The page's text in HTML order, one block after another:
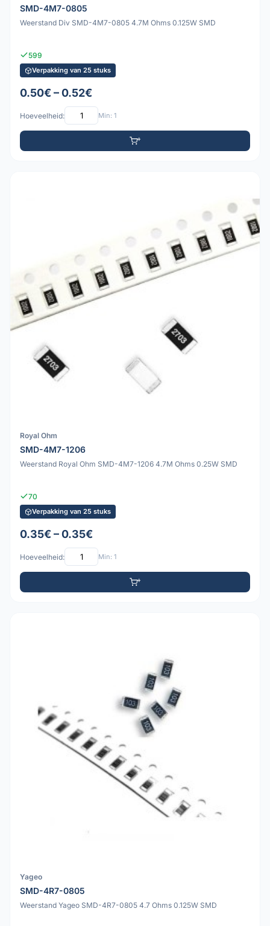
SMD-4M7-0805
Weerstand Div SMD-4M7-0805 4.7M Ohms 0.125W SMD
599
Verpakking van 25 stuks
0.50€ – 0.52€
Hoeveelheid: Min: 1
Royal Ohm
SMD-4M7-1206
Weerstand Royal Ohm SMD-4M7-1206 4.7M Ohms 0.25W SMD
70
Verpakking van 25 stuks
0.35€ – 0.35€
Hoeveelheid: Min: 1
Yageo
SMD-4R7-0805
Weerstand Yageo SMD-4R7-0805 4.7 Ohms 0.125W SMD